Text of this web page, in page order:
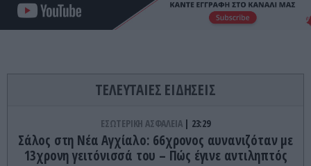
ΤΕΛΕΥΤΑΙΕΣ ΕΙΔΗΣΕΙΣ
ΕΣΩΤΕΡΙΚΗ ΑΣΦΑΛΕΙΑ 23:29
Σάλος στη Νέα Αγχίαλο: 66χρονος αυνανιζόταν με
13χρονη γειτόνισσά του – Πώς έγινε αντιληπτός